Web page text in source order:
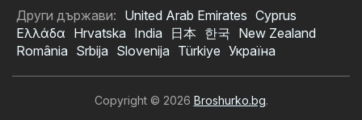
Други държави: United Arab Emirates Cyprus
Ελλάδα Hrvatska India 日本 한국 New Zealand
România Srbija Slovenija Türkiye Україна
Copyright © 2026 Broshurko.bg.